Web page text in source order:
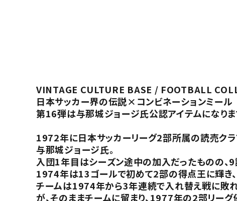
VINTAGE CULTURE BASE / FOOTBALL
日本サッカー界の伝説×コンビネーションミール
第16弾は与那城ジョージ氏公認アイテムになりま
1972年に日本サッカーリーグ2部所属の読売クラ
与那城ジョージ氏。
入団1年目はシーズン途中の加入だったものの、
1974年は13ゴールで初めて2部の得点王に輝き、
チームは1974年から3年連続で入れ替え戦に敗
が、そのままチームに留まり、1977年の2部リー